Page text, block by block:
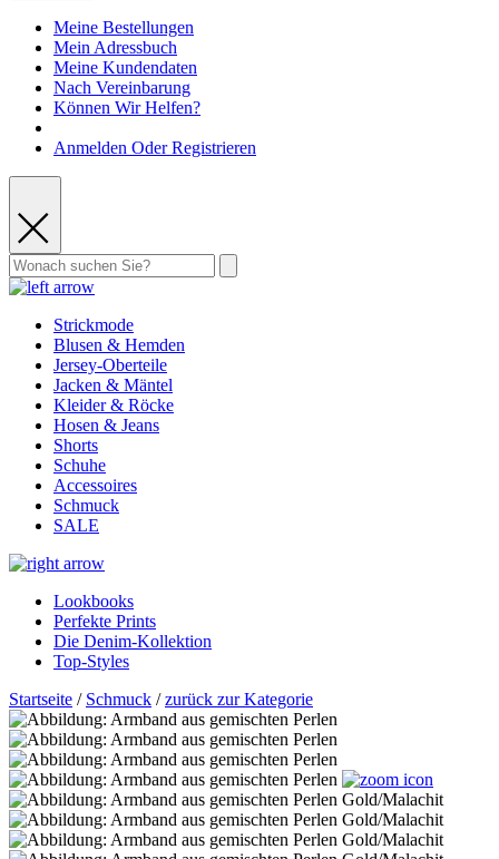
Meine Bestellungen
Mein Adressbuch
Meine Kundendaten
Nach Vereinbarung
Können Wir Helfen?
Anmelden Oder Registrieren
Strickmode
Blusen & Hemden
Jersey-Oberteile
Jacken & Mäntel
Kleider & Röcke
Hosen & Jeans
Shorts
Schuhe
Accessoires
Schmuck
SALE
Lookbooks
Perfekte Prints
Die Denim-Kollektion
Top-Styles
Startseite / Schmuck /zurück zur Kategorie